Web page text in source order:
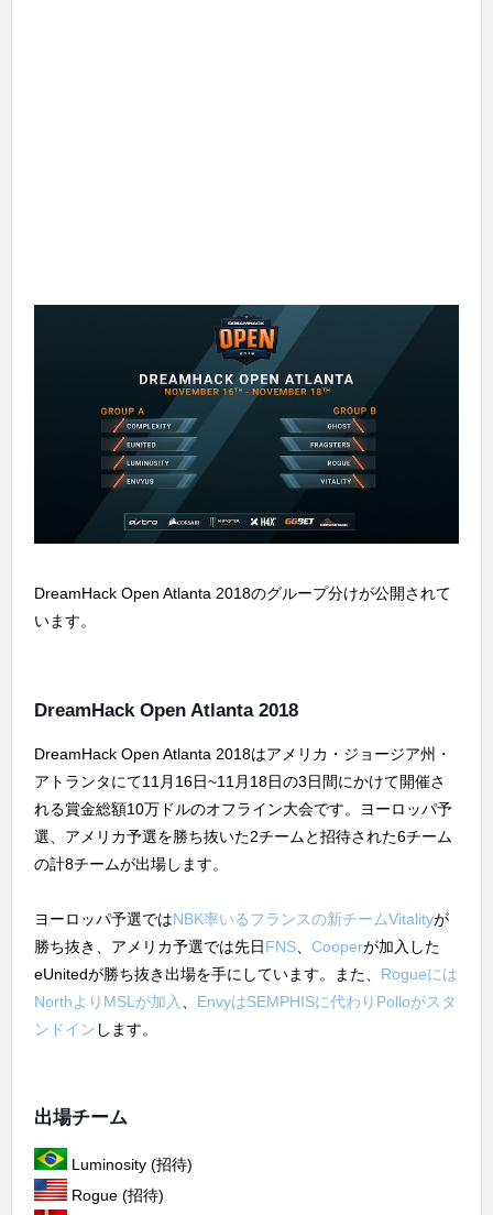
DreamHack Open Atlanta 2018のグループ分けが公開されて
います。
DreamHack Open Atlanta 2018
DreamHack Open Atlanta 2018はアメリカ・ジョージア州・
アトランタにて11月16日~11月18日の3日間にかけて開催さ
れる賞金総額10万ドルのオフライン大会です。ヨーロッパ予
選、アメリカ予選を勝ち抜いた2チームと招待された6チーム
の計8チームが出場します。
ヨーロッパ予選ではNBK率いるフランスの新チームVitalityが
勝ち抜き、アメリカ予選では先日FNS Cooperが加入した
eUnitedが勝ち抜き出場を手にしています。また、 Rogueには
NorthよりMSLが加入
EnvyはSEMPHISに代わりPolloがスタ
ンドイン します。
出場チーム
Luminosity (招待)
Rogue (招待)